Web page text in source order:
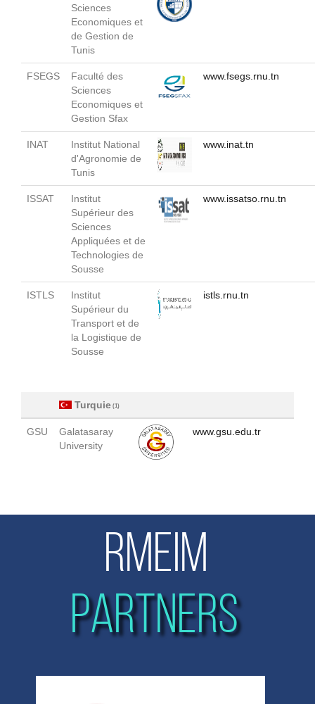
Sciences
Economiques et
de Gestion de
Tunis
FSEGS
Faculté des
Sciences
Economiques et
Gestion Sfax
www.fsegs.rnu.tn
INAT
Institut National
d'Agronomie de
Tunis
www.inat.tn
ISSAT
Institut
Supérieur des
Sciences
Appliquées et de
Technologies de
Sousse
www.issatso.rnu.tn
ISTLS
Institut
Supérieur du
Transport et de
la Logistique de
Sousse
istls.rnu.tn
Turquie (1)
GSU
Galatasaray
University
www.gsu.edu.tr
RMEIM
PARTNERS